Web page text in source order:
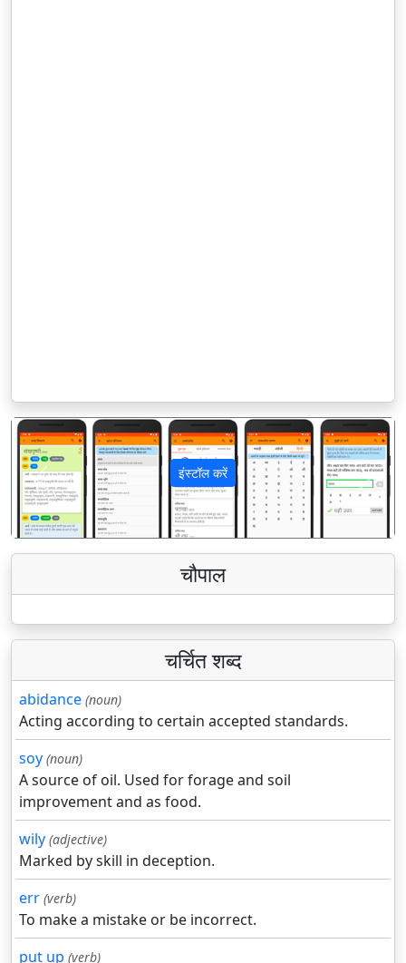
इंस्टॉल करें
पिछला अगला
चौपाल
चर्चित शब्द
abidance (noun)
Acting according to certain accepted standards.
soy (noun)
A source of oil. Used for forage and soil
improvement and as food.
wily (adjective)
Marked by skill in deception.
err (verb)
To make a mistake or be incorrect.
put up (verb)